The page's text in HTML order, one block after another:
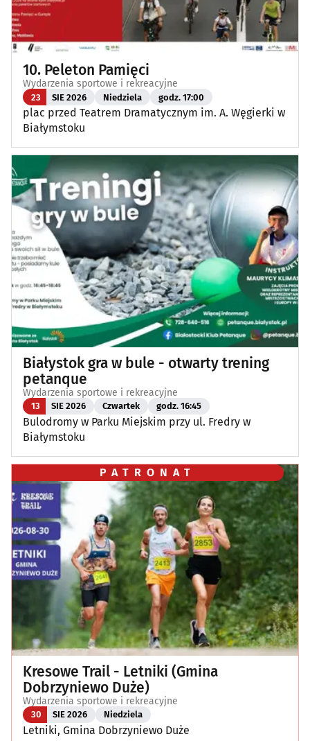
10. Peleton Pamięci
Wydarzenia sportowe i rekreacyjne
23 SIE 2026 Niedziela godz. 17:00
plac przed Teatrem Dramatycznym im. A. Węgierki w
Białymstoku
Białystok gra w bule - otwarty trening
petanque
Wydarzenia sportowe i rekreacyjne
13 SIE 2026 Czwartek godz. 16:45
Bulodromy w Parku Miejskim przy ul. Fredry w
Białymstoku
PATRONAT
Kresowe Trail - Letniki (Gmina
Dobrzyniewo Duże)
Wydarzenia sportowe i rekreacyjne
30 SIE 2026 Niedziela
Letniki, Gmina Dobrzyniewo Duże